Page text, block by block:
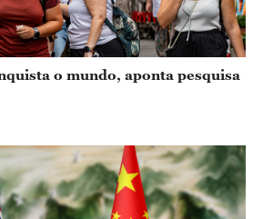
o mundo, aponta pesquisa